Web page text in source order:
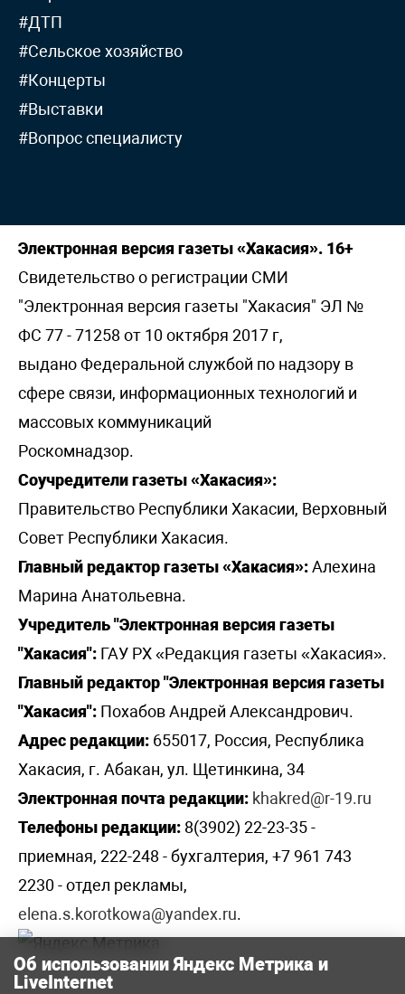
#ДТП
#Сельское хозяйство
#Концерты
#Выставки
#Вопрос специалисту
Электронная версия газеты «Хакасия». 16+
Свидетельство о регистрации СМИ
"Электронная версия газеты "Хакасия" ЭЛ №
ФС 77 - 71258 от 10 октября 2017 г,
выдано Федеральной службой по надзору в
сфере связи, информационных технологий и
массовых коммуникаций
Роскомнадзор.
Соучредители газеты «Хакасия»:
Правительство Республики Хакасии, Верховный
Совет Республики Хакасия.
Главный редактор газеты «Хакасия»:Алехина
Марина Анатольевна.
Учредитель "Электронная версия газеты
"Хакасия": ГАУ РХ «Редакция газеты «Хакасия».
Главный редактор "Электронная версия газеты
"Хакасия": Похабов Андрей Александрович.
Адрес редакции: 655017, Россия, Республика
Хакасия, г. Абакан, ул. Щетинкина, 34
Электронная почта редакции: khakred@r-19.ru
Телефоны редакции: 8(3902) 22-23-35 -
приемная, 222-248 - бухгалтерия, +7 961 743
2230 - отдел рекламы,
elena.s.korotkowa@yandex.ru.
Об использовании Яндекс Метрика и
LiveInternet